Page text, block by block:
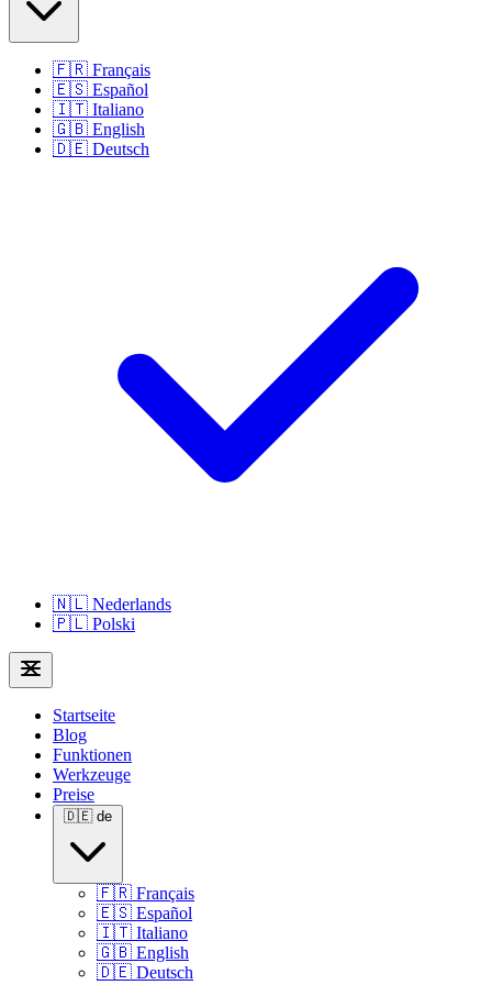
🇫🇷 Français
🇪🇸 Español
🇮🇹 Italiano
🇬🇧 English
🇩🇪 Deutsch
🇳🇱 Nederlands
🇵🇱 Polski
Startseite
Blog
Funktionen
Werkzeuge
Preise
🇩🇪 de
🇫🇷 Français
🇪🇸 Español
🇮🇹 Italiano
🇬🇧 English
🇩🇪 Deutsch